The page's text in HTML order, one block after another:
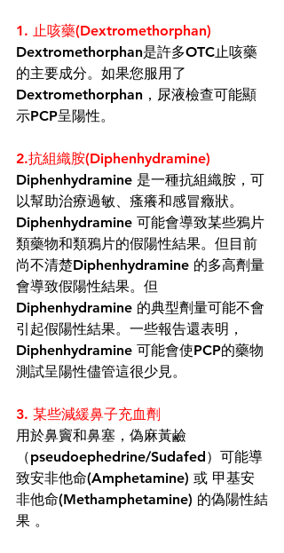
1. 止咳藥(Dextromethorphan)
Dextromethorphan是許多OTC止咳藥
的主要成分。如果您服用了
Dextromethorphan，尿液檢查可能顯
示PCP呈陽性。
2.抗組織胺(Diphenhydramine)
Diphenhydramine 是一種抗組織胺 ，可
以幫助治療過敏、瘙癢和感冒癥狀。
Diphenhydramine 可能會導致某些鴉片
類藥物和類鴉片的假陽性結果。但目前
尚不清楚Diphenhydramine 的多高劑量
會導致假陽性結果。但
Diphenhydramine 的典型劑量可能不會
引起假陽性結果。一些報告還表明，
Diphenhydramine 可能會使PCP的藥物
測試呈陽性儘管這很少見。
3. 某些減緩鼻子充血劑
用於鼻竇和鼻塞， 偽麻黃鹼
（pseudoephedrine/Sudafed）可能導
致安非他命(Amphetamine) 或 甲基安
非他命(Methamphetamine) 的偽陽性結
果 。